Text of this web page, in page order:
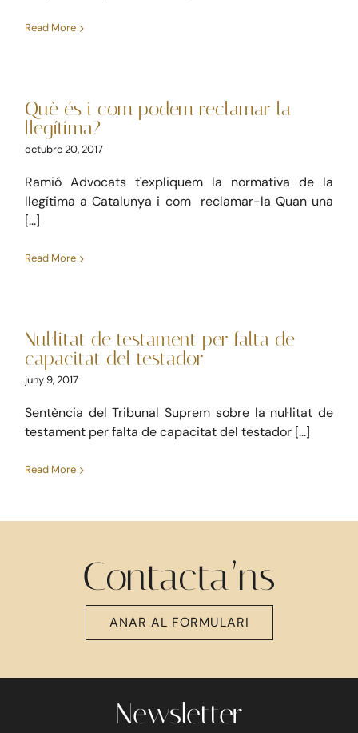
CONTACTE
Read More
Civil
Què és i com podem reclamar la
llegítima?
octubre 20, 2017
Ramió Advocats t'expliquem la normativa de la
llegítima a Catalunya i com reclamar-la Quan una
[...]
Read More
Civil
Nul·litat de testament per falta de
capacitat del testador
juny 9, 2017
Sentència del Tribunal Suprem sobre la nul·litat de
testament per falta de capacitat del testador [...]
Read More
Contacta’ns
ANAR AL FORMULARI
Newsletter